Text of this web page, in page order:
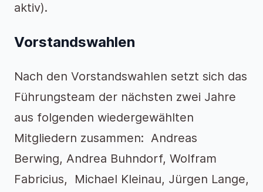
aktiv).
Vorstandswahlen
Nach den Vorstandswahlen setzt sich das
Führungsteam der nächsten zwei Jahre
aus folgenden wiedergewählten
Mitgliedern zusammen: Andreas
Berwing, Andrea Buhndorf, Wolfram
Fabricius, Michael Kleinau, Jürgen Lange,